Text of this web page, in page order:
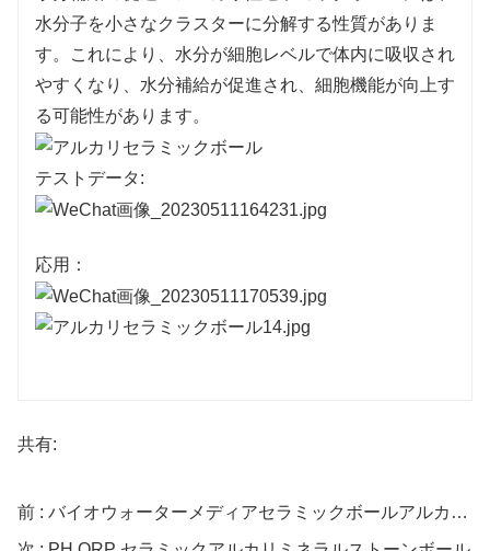
水分子を小さなクラスターに分解する性質がありま
す。これにより、水分が細胞レベルで体内に吸収され
やすくなり、水分補給が促進され、細胞機能が向上す
る可能性があります。
テストデータ:
応用：
共有:
前 : バイオウォーターメディアセラミックボールアルカリ水